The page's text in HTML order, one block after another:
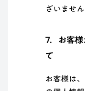
ざいません
7．お客
て
お客様は